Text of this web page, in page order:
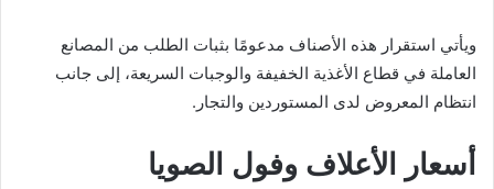
ويأتي استقرار هذه الأصناف مدعومًا بثبات الطلب من المصانع
العاملة في قطاع الأغذية الخفيفة والوجبات السريعة، إلى جانب
انتظام المعروض لدى المستوردين والتجار.
أسعار الأعلاف وفول الصويا